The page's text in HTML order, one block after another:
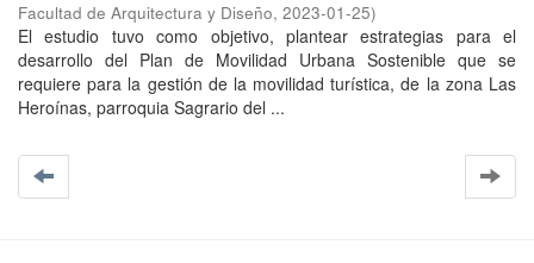
Facultad de Arquitectura y Diseño, 2023-01-25)
El estudio tuvo como objetivo, plantear estrategias para el
desarrollo del Plan de Movilidad Urbana Sostenible que se
requiere para la gestión de la movilidad turística, de la zona Las
Heroínas, parroquia Sagrario del ...